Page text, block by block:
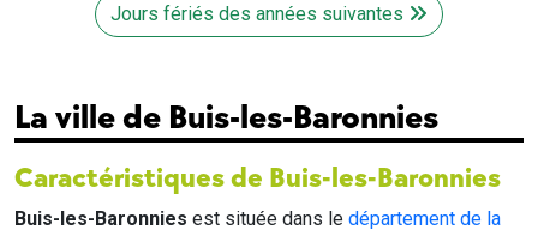
Jours fériés des années suivantes
La ville de Buis-les-Baronnies
Caractéristiques de Buis-les-Baronnies
Buis-les-Baronnies est située dans le département de la